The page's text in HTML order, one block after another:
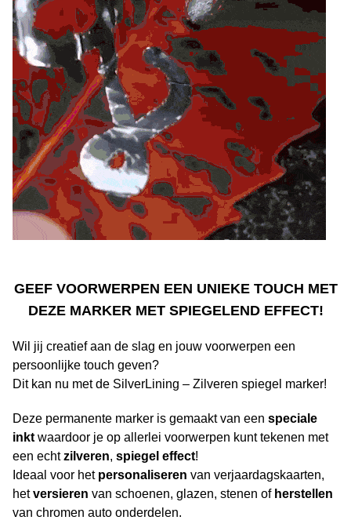
GEEF VOORWERPEN EEN UNIEKE TOUCH MET
DEZE MARKER MET SPIEGELEND EFFECT!
Wil jij creatief aan de slag en jouw voorwerpen een
persoonlijke touch geven?
Dit kan nu met de SilverLining – Zilveren spiegel marker!
Deze permanente marker is gemaakt van een speciale
inkt waardoor je op allerlei voorwerpen kunt tekenen met
een echtzilveren, spiegel effect!
Ideaal voor het personaliseren van verjaardagskaarten,
hetversieren van schoenen, glazen, stenen of herstellen
van chromen auto onderdelen.